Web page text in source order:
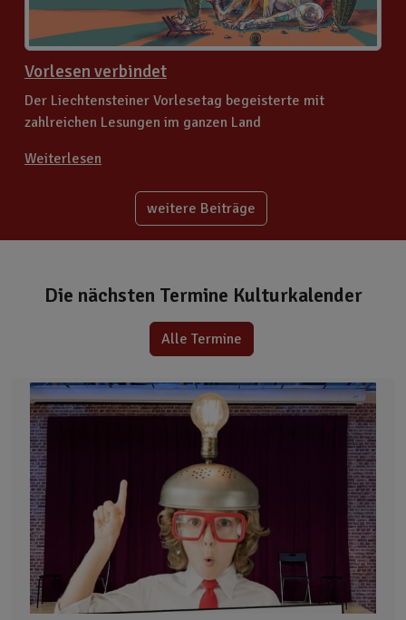
Vorlesen verbindet
Der Liechtensteiner Vorlesetag begeisterte mit
zahlreichen Lesungen im ganzen Land
Weiterlesen
weitere Beiträge
Die nächsten Termine Kulturkalender
Alle Termine